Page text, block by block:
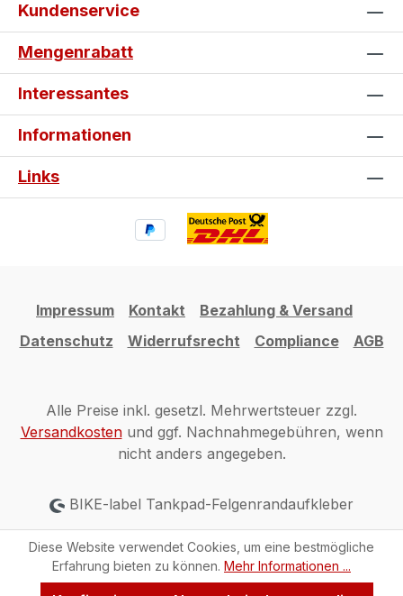
Kundenservice
Mengenrabatt
Interessantes
Informationen
Links
Impressum Kontakt
Bezahlung & Versand
Datenschutz
Widerrufsrecht Compliance AGB
Alle Preise inkl. gesetzl. Mehrwertsteuer zzgl.
Versandkostenund ggf. Nachnahmegebühren, wenn
nicht anders angegeben.
BIKE-label Tankpad-Felgenrandaufkleber
Diese Website verwendet Cookies, um eine bestmögliche
Erfahrung bieten zu können. Mehr Informationen ...